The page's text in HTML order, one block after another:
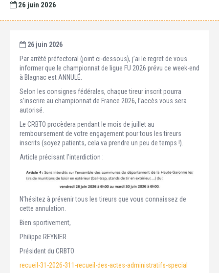
26 juin 2026
26 juin 2026
Par arrêté préfectoral (joint ci-dessous), j’ai le regret de vous
informer que le championnat de ligue FU 2026 prévu ce week-end
à Blagnac est ANNULÉ.
Selon les consignes fédérales, chaque tireur inscrit pourra
s’inscrire au championnat de France 2026, l’accès vous sera
autorisé.
Le CRBTO procèdera pendant le mois de juillet au
remboursement de votre engagement pour tous les tireurs
inscrits (soyez patients, cela va prendre un peu de temps !).
Article précisant l’interdiction :
N’hésitez à prévenir tous les tireurs que vous connaissez de
cette annulation.
Bien sportivement,
Philippe REYNIER
Président du CRBTO
recueil-31-2026-311-recueil-des-actes-administratifs-special